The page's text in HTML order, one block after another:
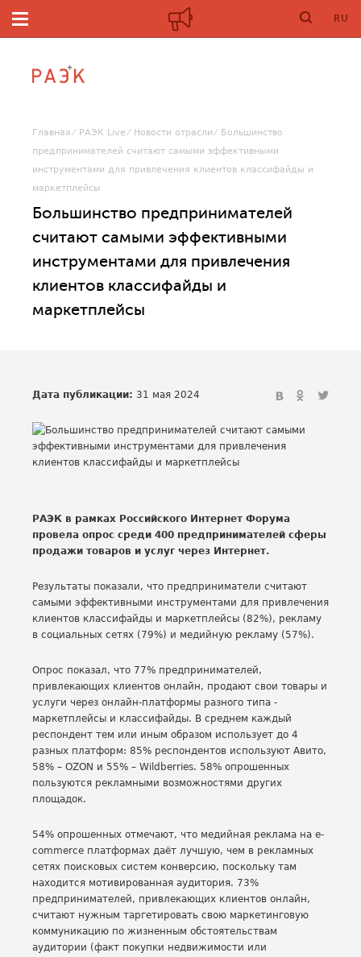
RU
Главная РАЭК Live Новости отрасли
Большинство
предпринимателей считают самыми эффективными
инструментами для привлечения клиентов классифайды и
маркетплейсы
Большинство предпринимателей
считают самыми эффективными
инструментами для привлечения
клиентов классифайды и
маркетплейсы
Дата публикации: 31 мая 2024
РАЭК в рамках Российского Интернет Форума
провела опрос среди 400 предпринимателей сферы
продажи товаров и услуг через Интернет.
Результаты показали, что предприниматели считают
самыми эффективными инструментами для привлечения
клиентов классифайды и маркетплейсы (82%), рекламу
в социальных сетях (79%) и медийную рекламу (57%).
Опрос показал, что 77% предпринимателей,
привлекающих клиентов онлайн, продают свои товары и
услуги через онлайн-платформы разного типа -
маркетплейсы и классифайды. В среднем каждый
респондент тем или иным образом использует до 4
разных платформ: 85% респондентов используют Авито,
58% – OZON и 55% – Wildberries. 58% опрошенных
пользуются рекламными возможностями других
площадок.
54% опрошенных отмечают, что медийная реклама на e-
commerce платформах даёт лучшую, чем в рекламных
сетях поисковых систем конверсию, поскольку там
находится мотивированная аудитория. 73%
предпринимателей, привлекающих клиентов онлайн,
считают нужным таргетировать свою маркетинговую
коммуникацию по жизненным обстоятельствам
аудитории (факт покупки недвижимости или